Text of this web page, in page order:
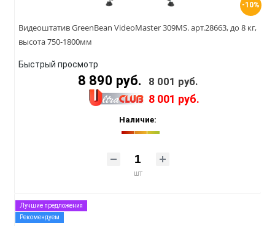
-10%
Видеоштатив GreenBean VideoMaster 309MS. арт.28663, до 8 кг,
высота 750-1800мм
Быстрый просмотр
8 890 руб. 8 001 руб.
8 001 руб.
Наличие:
шт
Лучшие предложения
Рекомендуем